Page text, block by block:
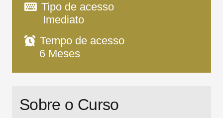
Tipo de acesso
Imediato
Tempo de acesso
6 Meses
Sobre o Curso